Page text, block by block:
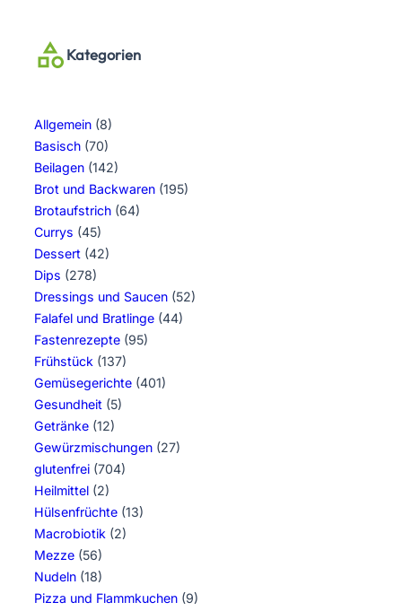
Kategorien
Allgemein (8)
Basisch (70)
Beilagen (142)
Brot und Backwaren (195)
Brotaufstrich (64)
Currys (45)
Dessert (42)
Dips (278)
Dressings und Saucen (52)
Falafel und Bratlinge (44)
Fastenrezepte (95)
Frühstück (137)
Gemüsegerichte (401)
Gesundheit (5)
Getränke (12)
Gewürzmischungen (27)
glutenfrei (704)
Heilmittel (2)
Hülsenfrüchte (13)
Macrobiotik (2)
Mezze (56)
Nudeln (18)
Pizza und Flammkuchen (9)